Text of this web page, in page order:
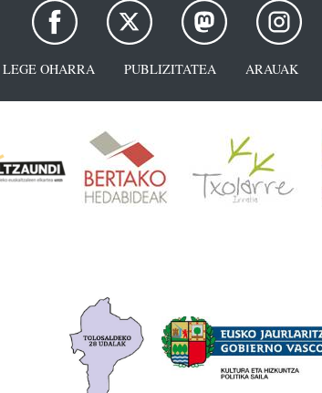
LEGE OHARRA PUBLIZITATEA ARAUAK